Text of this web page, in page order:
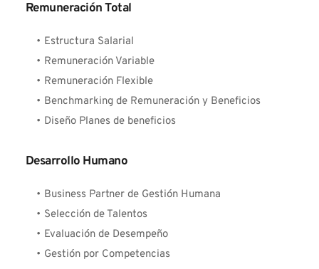
Remuneración Total
Estructura Salarial
Remuneración Variable
Remuneración Flexible
Benchmarking de Remuneración y Beneficios
Diseño Planes de beneficios
Desarrollo Humano
Business Partner de Gestión Humana
Selección de Talentos
Evaluación de Desempeño
Gestión por Competencias